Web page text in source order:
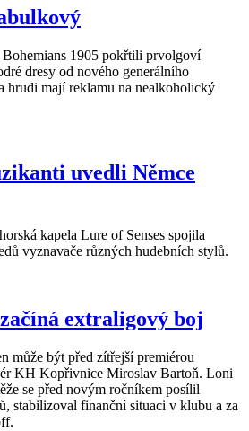
1905 pokřtili prvolgoví
dresy od nového generálního
hrudi mají reklamu na nealkoholický
uvedli Němce
kapela Lure of Senses spojila
vyznavače různých hudebních stylů.
extraligový boj
může být před zítřejší premiérou
KH Kopřivnice Miroslav Bartoň. Loni
se před novým ročníkem posílil
stabilizoval finanční situaci v klubu a za